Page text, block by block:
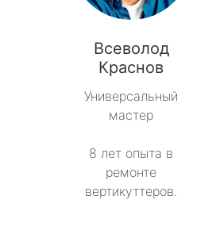
Всеволод
Краснов
Универсальный
мастер
8 лет опыта в
ремонте
вертикуттеров.